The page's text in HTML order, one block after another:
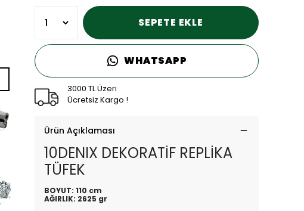
SEPETE EKLE
WHATSAPP
3000 TL Üzeri
Ücretsiz Kargo !
Ürün Açıklaması
10DENIX DEKORATİF REPLİKA
TÜFEK
BOYUT: 110 cm
AĞIRLIK: 2625 gr